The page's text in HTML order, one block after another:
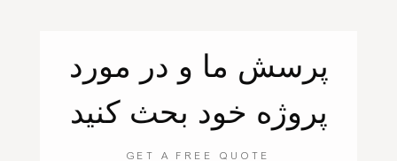
پرسش ما و در مورد
پروژه خود بحث کنید
GET A FREE QUOTE